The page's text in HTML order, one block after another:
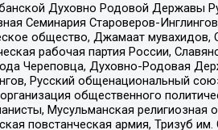
Духовно Родовой Державы
Семинария Староверов-
общество, Джамаат
рабочая партия России,
Череповца, Духовно-Родовая
Русский общенациональный
общественного
Мусульманская религиозная
повстанческая армия, Тризуб